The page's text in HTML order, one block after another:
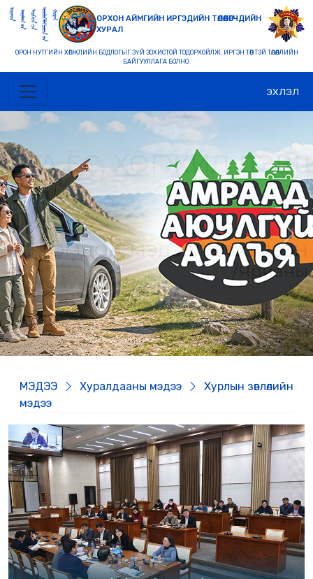
ОРХОН АЙМГИЙН ИРГЭДИЙН ТӨЛӨӨЛӨГЧДИЙН
ХУРАЛ
ОРОН НУТГИЙН ХӨГЖЛИЙН БОДЛОГЫГ ЗҮЙ ЗОХИСТОЙ ТОДОРХОЙЛЖ, ИРГЭН ТӨВТЭЙ ТӨЛӨӨЛЛИЙН
БАЙГУУЛЛАГА БОЛНО.
ЭХЛЭЛ
Previous Next
МЭДЭЭ Хуралдааны мэдээ
Хурлын зөвлөлийн
мэдээ